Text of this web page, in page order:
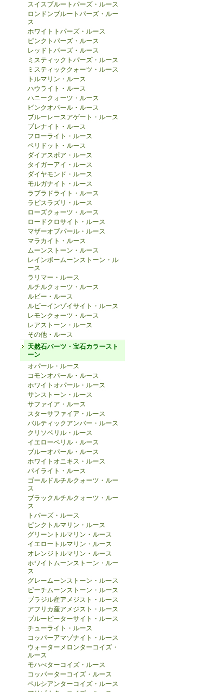
スイスブルートパーズ・ルース
ロンドンブルートパーズ・ルー
ス
ホワイトトパーズ・ルース
ピンクトパーズ・ルース
レッドトパーズ・ルース
ミスティックトパーズ・ルース
ミスティッククォーツ・ルース
トルマリン・ルース
ハウライト・ルース
ハニークォーツ・ルース
ピンクオパール・ルース
ブルーレースアゲート・ルース
プレナイト・ルース
フローライト・ルース
ペリドット・ルース
ダイアスポア・ルース
タイガーアイ・ルース
ダイヤモンド・ルース
モルガナイト・ルース
ラブラドライト・ルース
ラピスラズリ・ルース
ローズクォーツ・ルース
ロードクロサイト・ルース
マザーオブパール・ルース
マラカイト・ルース
ムーンストーン・ルース
レインボームーンストーン・ル
ース
ラリマー・ルース
ルチルクォーツ・ルース
ルビー・ルース
ルビーインゾイサイト・ルース
レモンクォーツ・ルース
レアストーン・ルース
その他・ルース
天然石パーツ・宝石カラースト
ーン
オパール・ルース
コモンオパール・ルース
ホワイトオパール・ルース
サンストーン・ルース
サファイア・ルース
スターサファイア・ルース
バルティックアンバー・ルース
クリソベリル・ルース
イエローベリル・ルース
ブルーオパール・ルース
ホワイトオニキス・ルース
パイライト・ルース
ゴールドルチルクォーツ・ルー
ス
ブラックルチルクォーツ・ルー
ス
トパーズ・ルース
ピンクトルマリン・ルース
グリーントルマリン・ルース
イエロートルマリン・ルース
オレンジトルマリン・ルース
ホワイトムーンストーン・ルー
ス
グレームーンストーン・ルース
ピーチムーンストーン・ルース
ブラジル産アメジスト・ルース
アフリカ産アメジスト・ルース
ブルーピーターサイト・ルース
チューライト・ルース
コッパーアマゾナイト・ルース
ウォーターメロンターコイズ・
ルース
モハべターコイズ・ルース
コッパーターコイズ・ルース
ペルシアンターコイズ・ルース